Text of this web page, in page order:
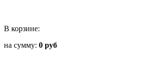
В корзине:
на сумму: 0 руб